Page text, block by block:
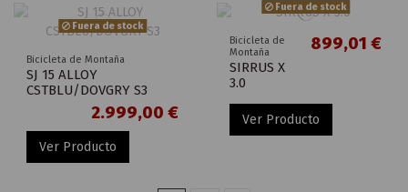
Fuera de stock
Bicicleta de Montaña
SJ 15 ALLOY
CSTBLU/DOVGRY S3
2.999,00 €
Ver Producto
Fuera de stock
Bicicleta de
Montaña
SIRRUS X
3.0
899,01 €
Ver Producto